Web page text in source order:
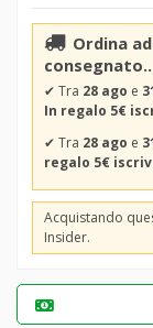
Ordina
✔ Tra 28 ago e
In regalo 5€
✔ Tra 28 ago e
regalo 5€
Acquistando
Insider.